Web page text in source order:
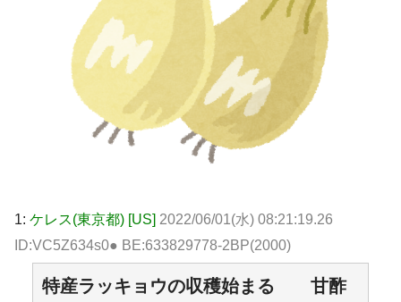
1: ケレス(東京都) [US] 2022/06/01(水) 08:21:19.26
ID:VC5Z634s0● BE:633829778-2BP(2000)
特産ラッキョウの収穫始まる 甘酢